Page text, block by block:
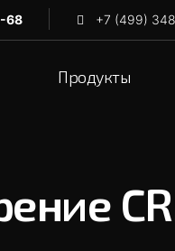
68 +7 (499)
Продукты